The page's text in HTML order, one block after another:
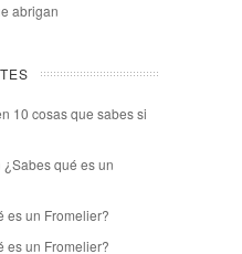
abrigan
10 cosas que sabes si
¿Sabes qué es un
es un Fromelier?
es un Fromelier?